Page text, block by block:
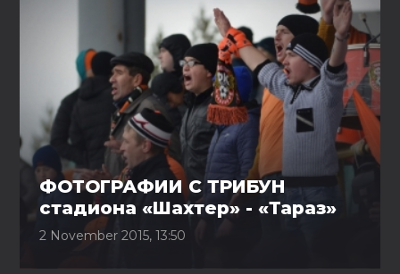
ФОТОГРАФИИ С ТРИБУН
стадиона «Шахтер» - «Тараз»
2 November 2015, 13:50